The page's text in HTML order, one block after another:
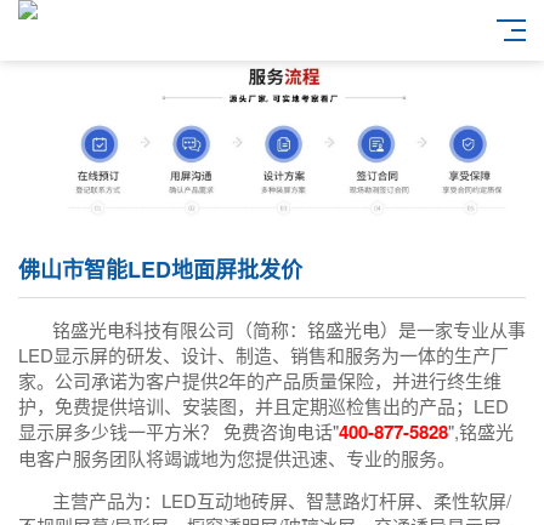
佛山市智能LED地面屏批发价
铭盛光电科技有限公司（简称：铭盛光电）是一家专业从事
LED显示屏的研发、设计、制造、销售和服务为一体的生产厂
家。公司承诺为客户提供2年的产品质量保险，并进行终生维
护，免费提供培训、安装图，并且定期巡检售出的产品；LED
显示屏多少钱一平方米？ 免费咨询电话"400-877-5828",铭盛光
电客户服务团队将竭诚地为您提供迅速、专业的服务。
主营产品为：LED互动地砖屏、智慧路灯杆屏、柔性软屏/